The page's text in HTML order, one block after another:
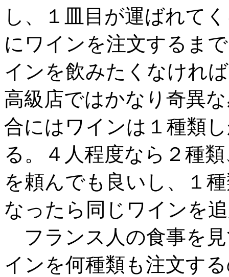
し、１皿目が運ばれて
にワインを注文するま
インを飲みたくなけれ
高級店ではかなり奇異
合にはワインは１種類
る。４人程度なら２種
を頼んでも良いし、１
なったら同じワインを
フランス人の食事を
インを何種類も注文す